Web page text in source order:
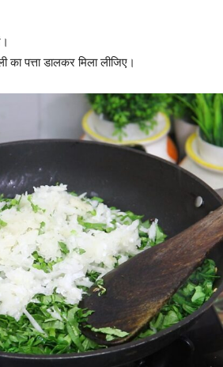
पत्ता डालकर मिला लीजिए।